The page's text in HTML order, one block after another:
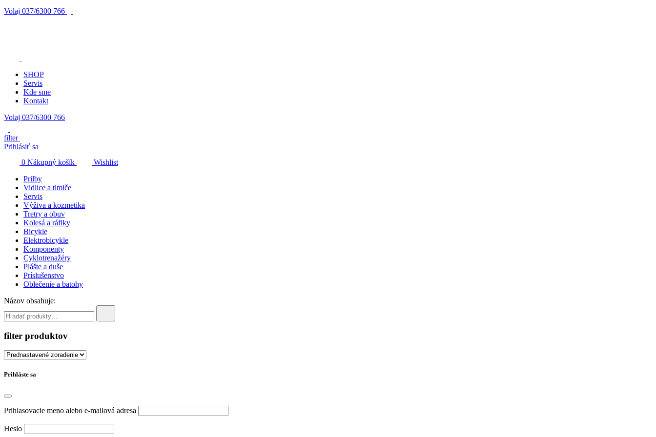
Volaj 037/6300 766
SHOP
Servis
Kde sme
Kontakt
Volaj 037/6300 766
filter
Prihlásiť sa
0 Nákupný košík
Wishlist
Prilby
Vidlice a tlmiče
Servis
Výživa a kozmetika
Tretry a obuv
Kolesá a ráfiky
Bicykle
Elektrobicykle
Komponenty
Cyklotrenažéry
Plášte a duše
Príslušenstvo
Oblečenie a batohy
Názov obsahuje:
filter produktov
Prihláste sa
Prihlasovacie meno alebo e-mailová adresa
Heslo